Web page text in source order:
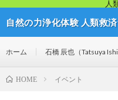
人
自然の力浄化体験 人類救
ホーム 石橋 辰也（Tatsuya
HOME イベント